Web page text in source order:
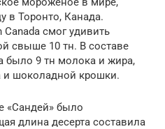
в Торонто, Канада.
Canada смог удивить
свыше 10 тн. В составе
было 9 тн молока и жира,
и шоколадной крошки.
«Сандей» было
длина десерта составила